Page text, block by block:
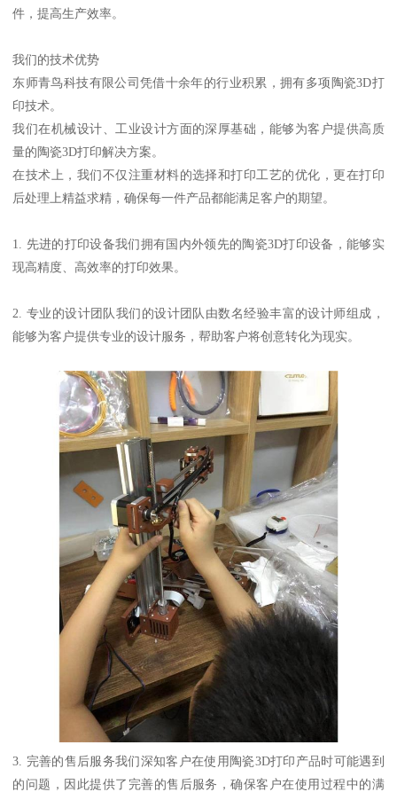
件，提高生产效率。
我们的技术优势
东师青鸟科技有限公司凭借十余年的行业积累，拥有多项陶瓷3D打
印技术。
我们在机械设计、工业设计方面的深厚基础，能够为客户提供高质
量的陶瓷3D打印解决方案。
在技术上，我们不仅注重材料的选择和打印工艺的优化，更在打印
后处理上精益求精，确保每一件产品都能满足客户的期望。
1. 先进的打印设备我们拥有国内外领先的陶瓷3D打印设备，能够实
现高精度、高效率的打印效果。
2. 专业的设计团队我们的设计团队由数名经验丰富的设计师组成，
能够为客户提供专业的设计服务，帮助客户将创意转化为现实。
3. 完善的售后服务我们深知客户在使用陶瓷3D打印产品时可能遇到
的问题，因此提供了完善的售后服务，确保客户在使用过程中的满